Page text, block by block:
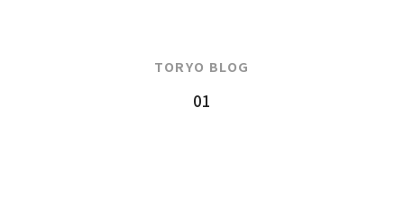
TORYO BLOG
01